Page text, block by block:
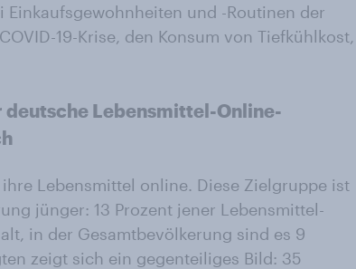
und -Routinen der
19-Krise, den Konsum von Tiefkühlkost,
deutsche Lebensmittel-Online-
Lebensmittel online. Diese Zielgruppe ist
jünger: 13 Prozent jener Lebensmittel-
in der Gesamtbevölkerung sind es 9
zeigt sich ein gegenteiliges Bild: 35